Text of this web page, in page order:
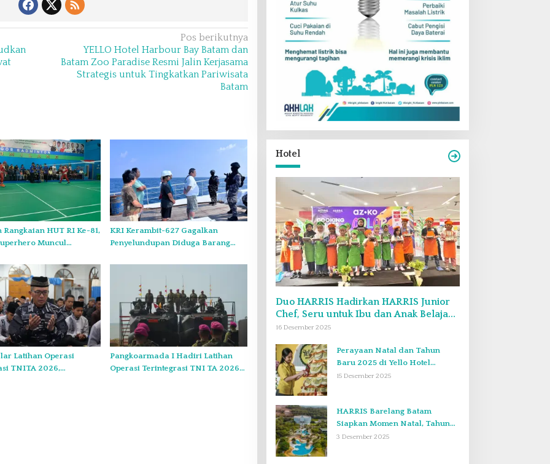
Pos berikutnya
YELLO Hotel Harbour Bay Batam dan
Batam Zoo Paradise Resmi Jalin Kerjasama
Strategis untuk Tingkatkan Pariwisata
Batam
Rangkaian HUT RI Ke-81,
Muncul
KRI Kerambit-627 Gagalkan
Penyelundupan Diduga Barang
Latihan Operasi
TNITA 2026,
Pangkoarmada I Hadiri Latihan
Operasi Terintegrasi TNI TA 2026
Hotel
Duo HARRIS Hadirkan HARRIS Junior
Chef, Seru untuk Ibu dan Anak Belajar
Bikin Bekal Bento & Kimbab
16 Desember 2025
Perayaan Natal dan Tahun
Baru 2025 di Yello Hotel
Harbour Bay Batam
15 Desember 2025
HARRIS Barelang Batam
Siapkan Momen Natal, Tahun
Baru, dan Staycation yang Tak
3 Desember 2025